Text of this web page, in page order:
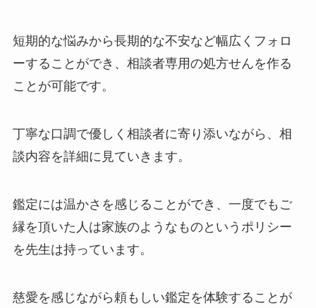
短期的な悩みから長期的な不安など幅広くフォロ
ーすることができ、相談者専用の処方せんを作る
ことが可能です。
丁寧な口調で優しく相談者に寄り添いながら、相
談内容を詳細に見ていきます。
鑑定には温かさを感じることができ、一度でもご
縁を頂いた人は家族のようなものというポリシー
を先生は持っています。
慈愛を感じながら頼もしい鑑定を体験することが